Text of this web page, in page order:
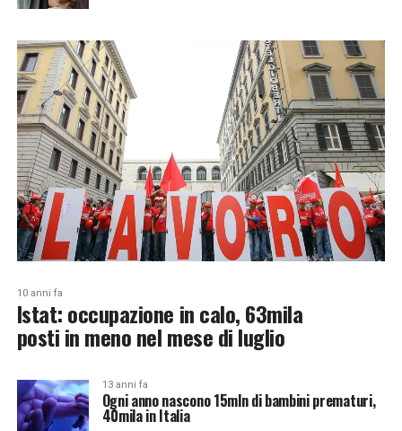
10 anni fa
Istat: occupazione in calo, 63mila
posti in meno nel mese di luglio
13 anni fa
Ogni anno nascono 15mln di bambini prematuri,
40mila in Italia